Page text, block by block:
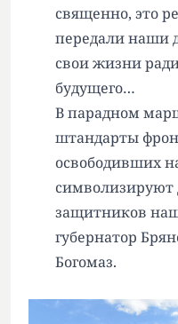
священно, это
передали наши
свои жизни
будущего…
В парадном
штандарты
освободивших
символизируют
защитников
губернатор
Богомаз.